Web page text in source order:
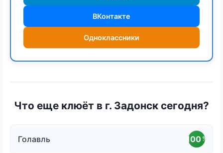
ВКонтакте
Одноклассники
Что еще клюёт в г. Задонск сегодня?
Голавль 100 %